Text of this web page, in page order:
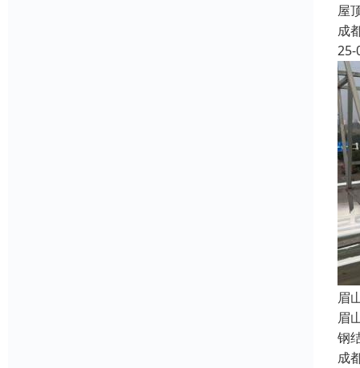
屋
成
25-
眉
眉
钢
成